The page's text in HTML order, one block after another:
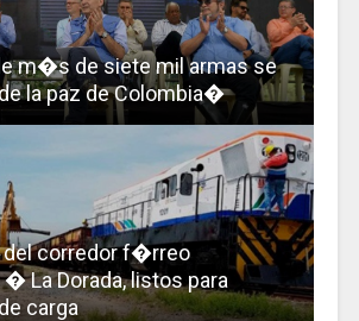
m�s de siete mil armas se
la paz de Colombia�
del corredor f�rreo
La Dorada, listos para
carga